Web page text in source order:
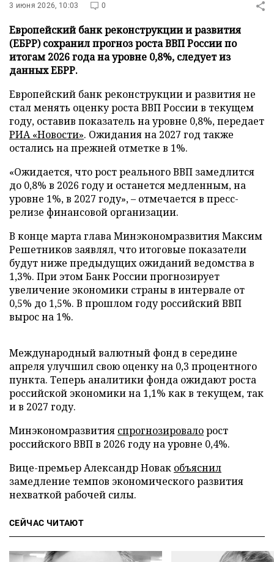
3 июня 2026, 10:03 0
Европейский банк реконструкции и развития
(ЕБРР) сохранил прогноз роста ВВП России по
итогам 2026 года на уровне 0,8%, следует из
данных ЕБРР.
Европейский банк реконструкции и развития не
стал менять оценку роста ВВП России в текущем
году, оставив показатель на уровне 0,8%, передает
РИА «Новости». Ожидания на 2027 год также
остались на прежней отметке в 1%.
«Ожидается, что рост реального ВВП замедлится
до 0,8% в 2026 году и останется медленным, на
уровне 1%, в 2027 году», – отмечается в пресс-
релизе финансовой организации.
В конце марта глава Минэкономразвития Максим
Решетников заявлял, что итоговые показатели
будут ниже предыдущих ожиданий ведомства в
1,3%. При этом Банк России прогнозирует
увеличение экономики страны в интервале от
0,5% до 1,5%. В прошлом году российский ВВП
вырос на 1%.
Международный валютный фонд в середине
апреля улучшил свою оценку на 0,3 процентного
пункта. Теперь аналитики фонда ожидают роста
российской экономики на 1,1% как в текущем, так
и в 2027 году.
Минэкономразвития спрогнозировалорост
российского ВВП в 2026 году на уровне 0,4%.
Вице-премьер Александр Новак объяснил
замедление темпов экономического развития
нехваткой рабочей силы.
СЕЙЧАС ЧИТАЮТ